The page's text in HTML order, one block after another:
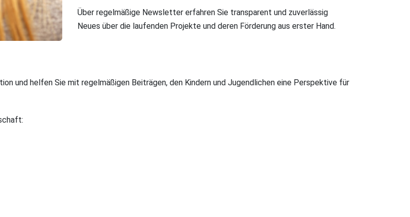
Über regelmäßige Newsletter erfahren Sie transparent und zuverlässig
Neues über die laufenden Projekte und deren Förderung aus erster Hand.
und helfen Sie mit regelmäßigen Beiträgen, den Kindern und Jugendlichen eine Perspektive für